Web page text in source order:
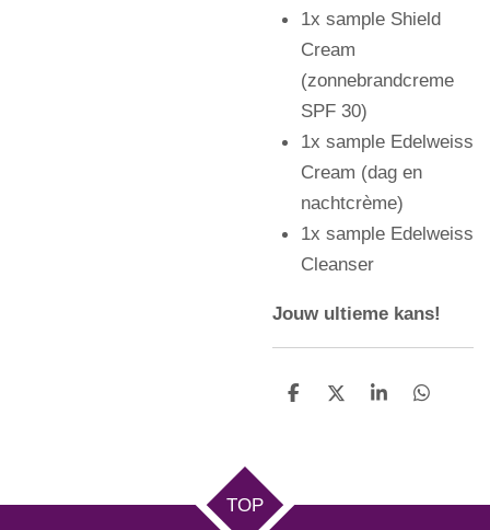
1x sample Shield
Cream
(zonnebrandcreme
SPF 30)
1x sample Edelweiss
Cream (dag en
nachtcrème)
1x sample Edelweiss
Cleanser
Jouw ultieme kans!
D
D
S
D
TOP